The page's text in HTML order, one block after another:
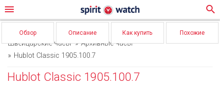
menu search
Обзор Описание Как купить Похожие
Швейцарские часы
Архивные часы
Hublot Classic 1905.100.7
Hublot Classic 1905.100.7